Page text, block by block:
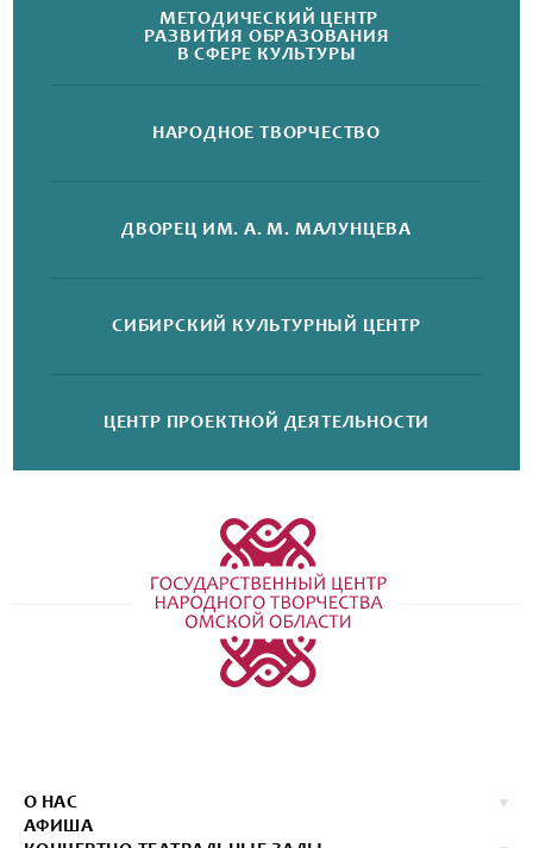
МЕТОДИЧЕСКИЙ ЦЕНТР
РАЗВИТИЯ ОБРАЗОВАНИЯ
В СФЕРЕ КУЛЬТУРЫ
НАРОДНОЕ ТВОРЧЕСТВО
ДВОРЕЦ ИМ. А. М. МАЛУНЦЕВА
СИБИРСКИЙ КУЛЬТУРНЫЙ ЦЕНТР
ЦЕНТР ПРОЕКТНОЙ ДЕЯТЕЛЬНОСТИ
О НАС
АФИША